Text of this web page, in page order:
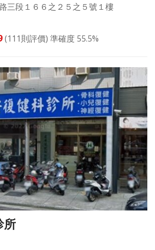
三段１６６之２５之５號１樓
(111則評價) 準確度 55.5%
所